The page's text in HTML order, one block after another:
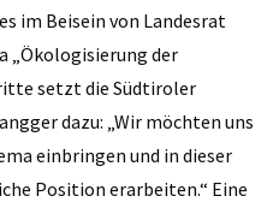
im Beisein von Landesrat
„Ökologisierung der
setzt die Südtiroler
dazu: „Wir möchten uns
einbringen und in dieser
Position erarbeiten.“ Eine